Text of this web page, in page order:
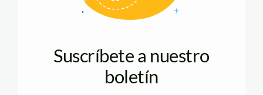
Suscríbete a nuestro
boletín